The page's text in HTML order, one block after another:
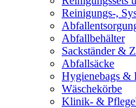
Reinigungs-,
Abfallbehälter
Sackständer &
Abfallsäcke
Hygienebags &
Wäschekörbe
Klinik- &